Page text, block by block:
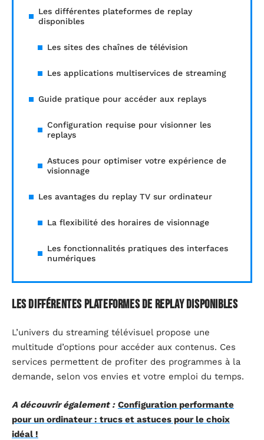
Les différentes plateformes de replay
disponibles
Les sites des chaînes de télévision
Les applications multiservices de streaming
Guide pratique pour accéder aux replays
Configuration requise pour visionner les
replays
Astuces pour optimiser votre expérience de
visionnage
Les avantages du replay TV sur ordinateur
La flexibilité des horaires de visionnage
Les fonctionnalités pratiques des interfaces
numériques
Les différentes plateformes de replay disponibles
L’univers du streaming télévisuel propose une
multitude d’options pour accéder aux contenus. Ces
services permettent de profiter des programmes à la
demande, selon vos envies et votre emploi du temps.
A découvrir également : Configuration performante
pour un ordinateur : trucs et astuces pour le choix
idéal !